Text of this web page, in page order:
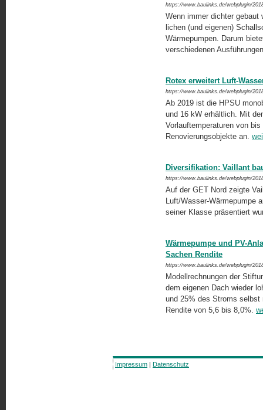
https://www.baulinks.de/webplugin/
Wenn immer dichter
lichen (und eigenen)
Wärmepumpen. Darum
verschiedenen
Rotex erweitert Luft-
https://www.baulinks.de/webplugin/
Ab 2019 ist die HPSU
und 16 kW erhältlich. Mit
Vorlauftemperaturen von
Renovierungsobjekte an.
Diversifikation: Vaillant
https://www.baulinks.de/webplugin/
Auf der GET Nord zeigte
Luft/Wasser-Wärmepumpe
seiner Klasse präsentiert
Wärmepumpe und PV-
Sachen Rendite
https://www.baulinks.de/webplugin/
Modellrechnungen der
dem eigenen Dach wieder
und 25% des Stroms selbst
Rendite von 5,6 bis 8,0%.
Impressum | Datenschutz